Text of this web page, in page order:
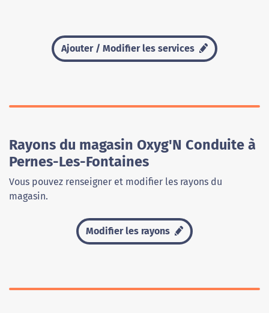
Ajouter / Modifier les services
Rayons du magasin Oxyg'N Conduite à
Pernes-Les-Fontaines
Vous pouvez renseigner et modifier les rayons du
magasin.
Modifier les rayons